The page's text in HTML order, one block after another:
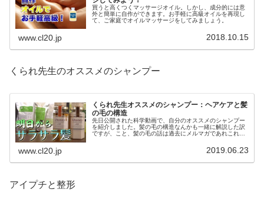
買うと高くつくマッサージオイル。しかし、成分的には意
外と簡単に自作ができます。お手軽に高級オイルを再現し
て、ご家庭でオイルマッサージをしてみましょう。
www.cl20.jp 2018.10.15
くられ先生のオススメのシャンプー
くられ先生オススメのシャンプー：ヘアケアと髪
の毛の構造
先日公開された科学動画で、自分のオススメのシャンプー
を紹介しました。髪の毛の構造なんかも一緒に解説した訳
ですが、こと、髪の毛の話は過去にメルマガであれこれと
www.cl20.jp 2019.06.23
アイプチと整形